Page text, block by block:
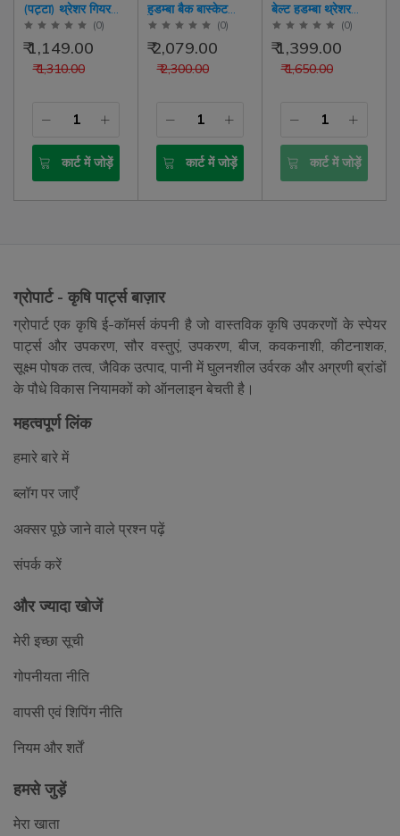
(पट्टा) थ्रेशर गियर
बॉक्स शाफ्ट (चोमू
थ्रेशर)
(0)
₹ 1,310.00
₹ 1,149.00
कार्ट में जोड़ें
हुडम्बा बैक बास्केट
(कटर टोकरी) थ्रेशर
का दस्ता
(0)
₹ 2,300.00
₹ 2,079.00
कार्ट में जोड़ें
बेल्ट हडम्बा थ्रेशर
चलना पुली बोल्ट के
साथ
(0)
₹ 1,650.00
₹ 1,399.00
कार्ट में जोड़ें
ग्रोपार्ट - कृषि पार्ट्स बाज़ार
ग्रोपार्ट एक कृषि ई-कॉमर्स कंपनी है जो वास्तविक कृषि उपकरणों के स्पेयर
पार्ट्स और उपकरण, सौर वस्तुएं, उपकरण, बीज, कवकनाशी, कीटनाशक,
सूक्ष्म पोषक तत्व, जैविक उत्पाद, पानी में घुलनशील उर्वरक और अग्रणी ब्रांडों
के पौधे विकास नियामकों को ऑनलाइन बेचती है।
महत्वपूर्ण लिंक
हमारे बारे में
ब्लॉग पर जाएँ
अक्सर पूछे जाने वाले प्रश्न पढ़ें
संपर्क करें
और ज्यादा खोजें
मेरी इच्छा सूची
गोपनीयता नीति
वापसी एवं शिपिंग नीति
नियम और शर्तें
हमसे जुड़ें
मेरा खाता